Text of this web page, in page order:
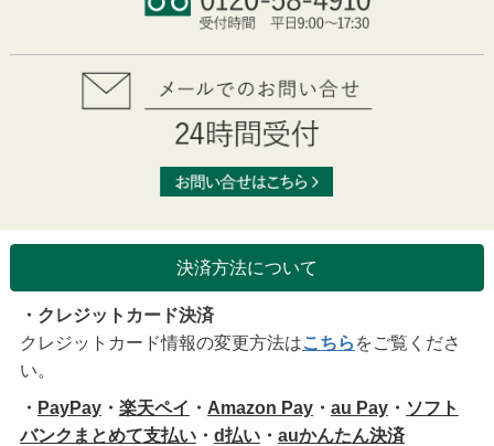
決済方法について
・クレジットカード決済
クレジットカード情報の変更方法はこちら をご覧くださ
い。
・ PayPay・ 楽天ペイ ・ Amazon Pay・ au Pay・ ソフト
バンクまとめて支払い・ d払い・ auかんたん決済